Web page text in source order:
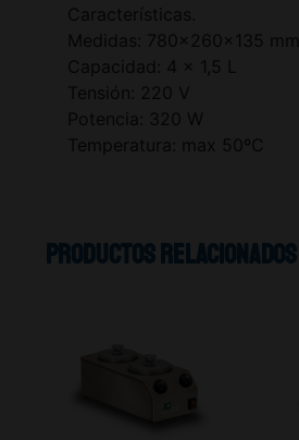
Características.
Medidas: 780x260x135 mm
Capacidad: 4 x 1,5 L
Tensión: 220 V
Potencia: 320 W
Temperatura: max 50ºC
Productos relacionados